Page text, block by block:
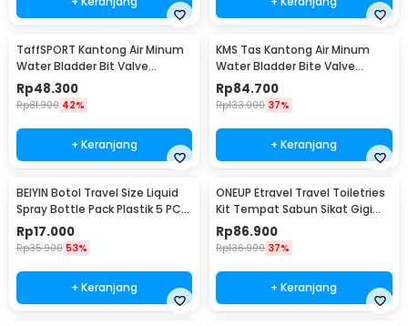
TaffSPORT Kantong Air Minum
Water Bladder Bit Valve
Hydration Bag 2L - SD16
Rp48.300
Rp81.900 42%
+ Keranjang
KMS Tas Kantong Air Minum
Water Bladder Bite Valve
Hydration Bag 3L - BL018
Rp84.700
Rp133.900 37%
+ Keranjang
BEIYIN Botol Travel Size Liquid
Spray Bottle Pack Plastik 5 PCS
- 1712
Rp17.000
Rp35.900 53%
+ Keranjang
ONEUP Etravel Travel Toiletries
Kit Tempat Sabun Sikat Gigi
Handuk - YW46
Rp86.900
Rp136.900 37%
+ Keranjang